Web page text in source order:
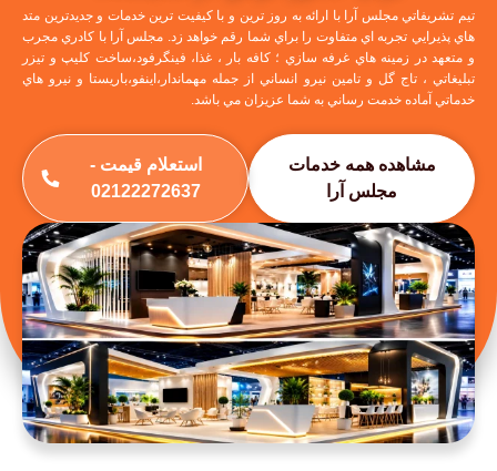
تيم تشريفاتي مجلس آرا با ارائه به روز ترين و با كيفيت ترين خدمات و جديدترين متد
هاي پذيرايي تجربه اي متفاوت را براي شما رقم خواهد زد. مجلس آرا با كادري مجرب
و متعهد در زمينه هاي غرفه سازي ؛ كافه بار ، غذا، فينگرفود،ساخت كليپ و تيزر
تبليغاتي ، تاج گل و تامين نيرو انساني از جمله مهماندار،اينفو،باريستا و نيرو هاي
خدماتي آماده خدمت رساني به شما عزيزان مي باشد.
مشاهده همه خدمات
مجلس آرا
استعلام قیمت -
02122272637